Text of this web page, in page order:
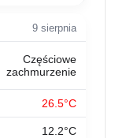
9 sierpnia
Częściowe
zachmurzenie
26.5°C
12.2°C